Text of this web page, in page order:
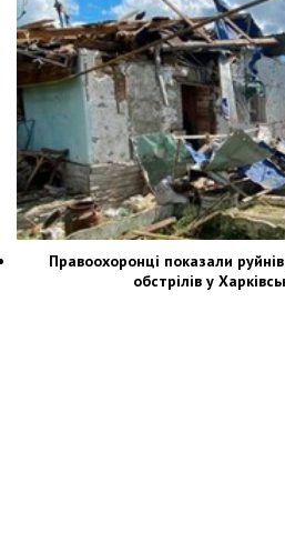
Правоохоронці показали
обстрілів у